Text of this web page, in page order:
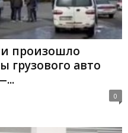
произошло
грузового авто
0